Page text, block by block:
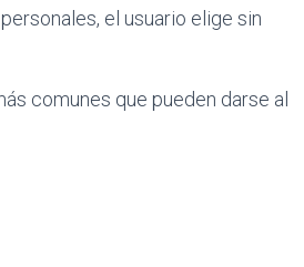
el usuario elige sin
comunes que pueden darse al